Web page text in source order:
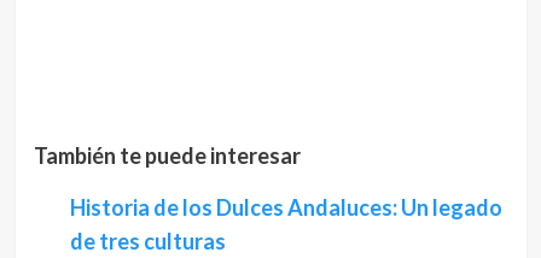
También te puede interesar
Historia de los Dulces Andaluces: Un legado
de tres culturas